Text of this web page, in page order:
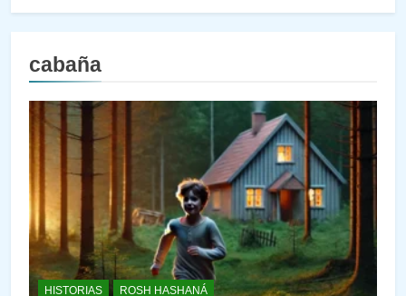
cabaña
HISTORIAS ROSH HASHANÁ